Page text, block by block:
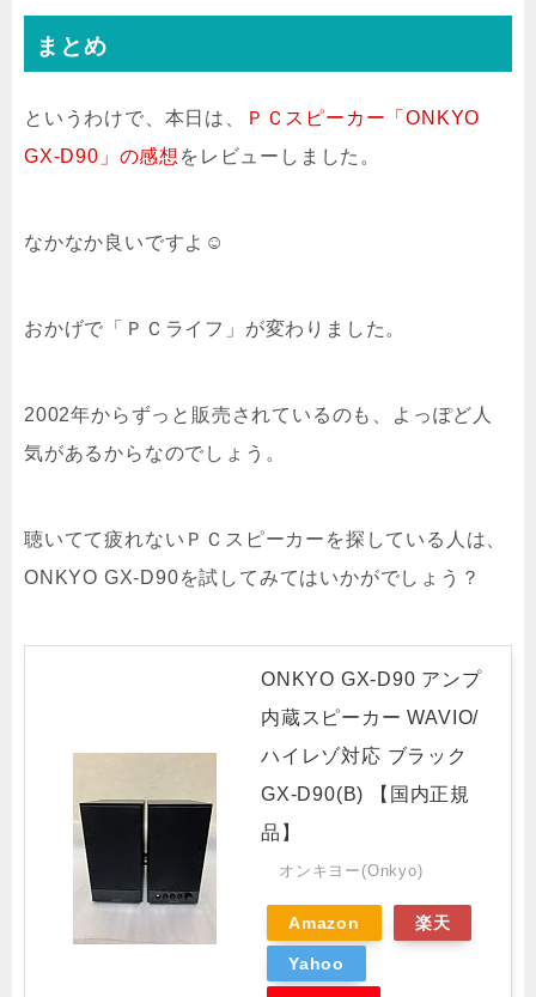
まとめ
というわけで、本日は、
ＰＣスピーカー「ONKYO
GX-D90」の感想 をレビューしました。
なかなか良いですよ☺
おかげで「ＰＣライフ」が変わりました。
2002年からずっと販売されているのも、よっぽど人
気があるからなのでしょう。
聴いてて疲れないＰＣスピーカーを探している人は、
ONKYO GX-D90を試してみてはいかがでしょう？
ONKYO GX-D90 アンプ
内蔵スピーカー WAVIO/
ハイレゾ対応 ブラック
GX-D90(B) 【国内正規
品】
オンキヨー(Onkyo)
Amazon 楽天
Yahoo